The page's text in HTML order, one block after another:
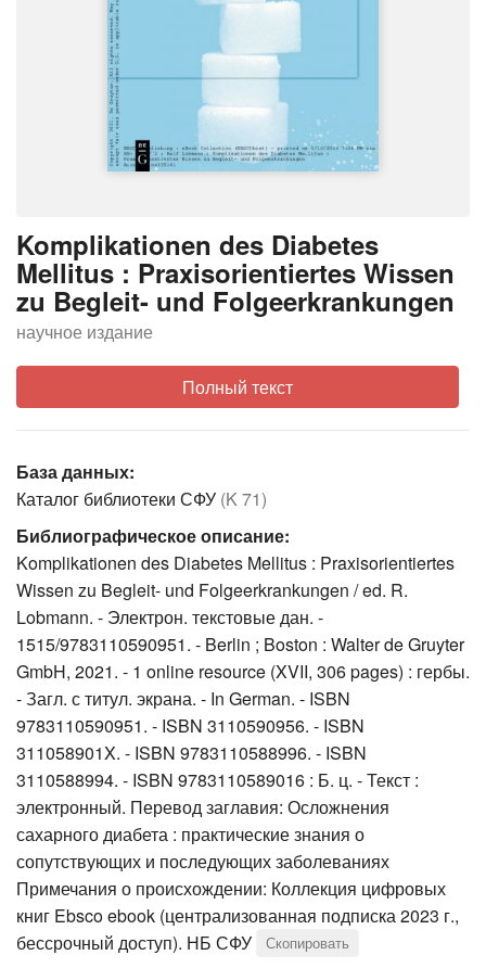
Komplikationen des Diabetes
Mellitus : Praxisorientiertes Wissen
zu Begleit- und Folgeerkrankungen
научное издание
Полный текст
База данных:
Каталог библиотеки СФУ (K 71)
Библиографическое описание:
Komplikationen des Diabetes Mellitus : Praxisorientiertes
Wissen zu Begleit- und Folgeerkrankungen / ed. R.
Lobmann. - Электрон. текстовые дан. -
1515/9783110590951. - Berlin ; Boston : Walter de Gruyter
GmbH, 2021. - 1 online resource (XVII, 306 pages) : гербы.
- Загл. с титул. экрана. - In German. - ISBN
9783110590951. - ISBN 3110590956. - ISBN
311058901X. - ISBN 9783110588996. - ISBN
3110588994. - ISBN 9783110589016 : Б. ц. - Текст :
электронный. Перевод заглавия: Осложнения
сахарного диабета : практические знания о
сопутствующих и последующих заболеваниях
Примечания о происхождении: Коллекция цифровых
книг Ebsco ebook (централизованная подписка 2023 г.,
бессрочный доступ). НБ СФУ
Скопировать